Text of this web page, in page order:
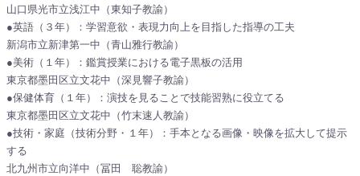
山口県光市立浅江中（東知子教諭）
●英語（３年）：学習意欲・表現力向上を目指した指導の工夫
新潟市立新津第一中（青山雅行教諭）
●美術（１年）：鑑賞授業における電子黒板の活用
東京都墨田区立文花中（深見響子教諭）
●保健体育（１年）：演技を見ることで技能習熟に役立てる
東京都墨田区立文花中（竹末速人教諭）
●技術・家庭（技術分野・１年）：手本となる画像・映像を拡大して提示
する
北九州市立向洋中（冨田 聡教諭）